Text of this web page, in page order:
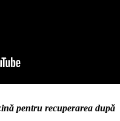
pentru recuperarea după